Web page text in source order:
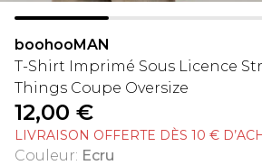
boohooMAN
T-Shirt Imprimé Sous Licence
Things Coupe Oversize
12,00 €
LIVRAISON OFFERTE DÈS 10 €
Couleur: Ecru